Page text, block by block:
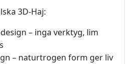
3D-Haj:
– inga verktyg, lim
– naturtrogen form ger liv